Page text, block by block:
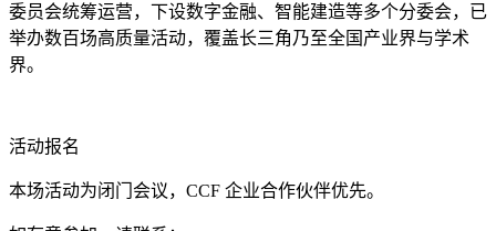
委员会统筹运营，下设数字金融、智能建造等多个分委会，已
举办数百场高质量活动，覆盖长三角乃至全国产业界与学术
界。
活动报名
本场活动为闭门会议，CCF 企业合作伙伴优先。